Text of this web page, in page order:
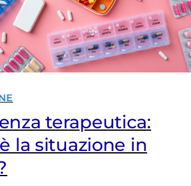
terapeutica:
la situazione in